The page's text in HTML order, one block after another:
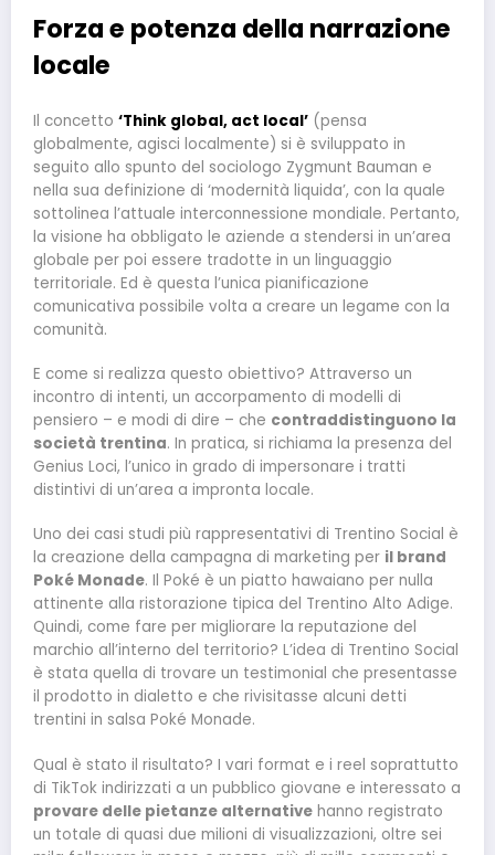
Forza e potenza della narrazione
locale
Il concetto ‘Think global, act local’ (pensa
globalmente, agisci localmente) si è sviluppato in
seguito allo spunto del sociologo Zygmunt Bauman e
nella sua definizione di ‘modernità liquida’, con la quale
sottolinea l’attuale interconnessione mondiale. Pertanto,
la visione ha obbligato le aziende a stendersi in un’area
globale per poi essere tradotte in un linguaggio
territoriale. Ed è questa l’unica pianificazione
comunicativa possibile volta a creare un legame con la
comunità.
E come si realizza questo obiettivo? Attraverso un
incontro di intenti, un accorpamento di modelli di
pensiero – e modi di dire – che contraddistinguono la
società trentina. In pratica, si richiama la presenza del
Genius Loci, l’unico in grado di impersonare i tratti
distintivi di un’area a impronta locale.
Uno dei casi studi più rappresentativi di Trentino Social è
la creazione della campagna di marketing per il brand
Poké Monade. Il Poké è un piatto hawaiano per nulla
attinente alla ristorazione tipica del Trentino Alto Adige.
Quindi, come fare per migliorare la reputazione del
marchio all’interno del territorio? L’idea di Trentino Social
è stata quella di trovare un testimonial che presentasse
il prodotto in dialetto e che rivisitasse alcuni detti
trentini in salsa Poké Monade.
Qual è stato il risultato? I vari format e i reel soprattutto
di TikTok indirizzati a un pubblico giovane e interessato a
provare delle pietanze alternative hanno registrato
un totale di quasi due milioni di visualizzazioni, oltre sei